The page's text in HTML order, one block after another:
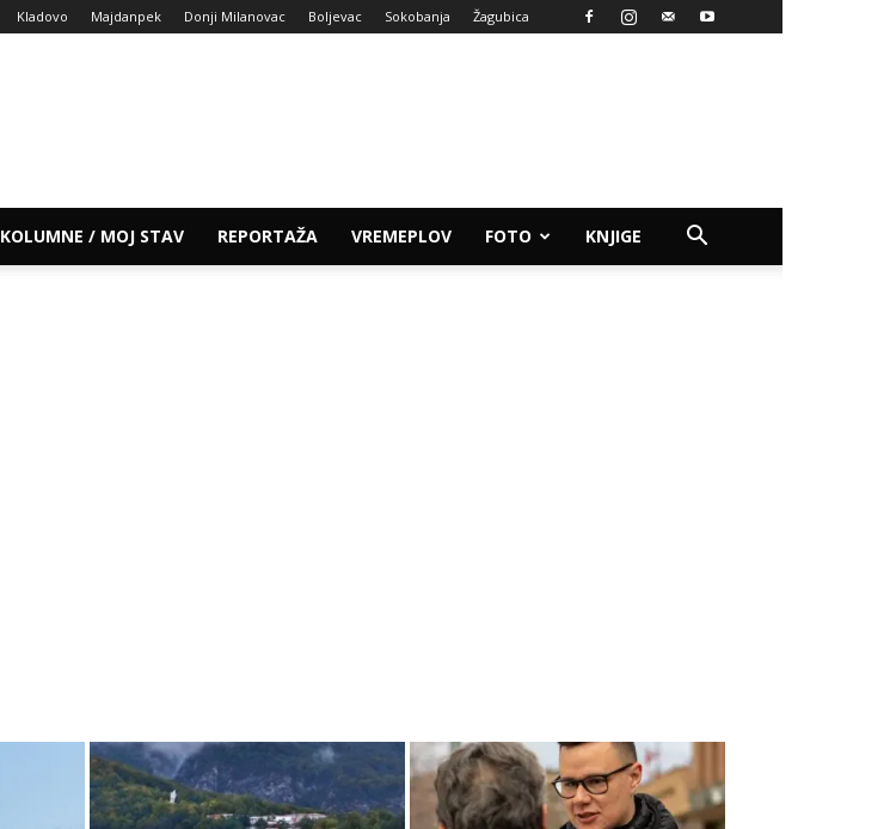
Kladovo Majdanpek Donji Milanovac Boljevac Sokobanja Žagubica
KOLUMNE / MOJ STAV REPORTAŽA VREMEPLOV FOTO KNJIGE